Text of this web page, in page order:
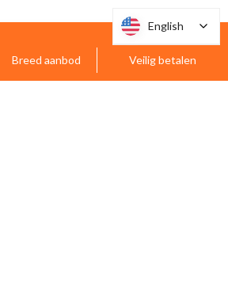
Breed aanbod Veilig betalen
English
English